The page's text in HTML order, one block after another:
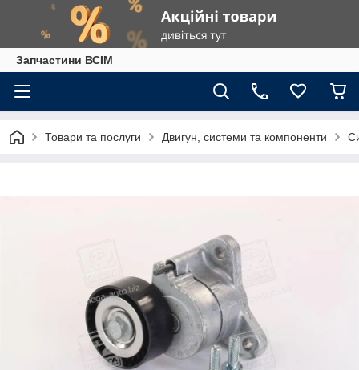
Запчастини ВСІМ
Товари та послуги Двигун, системи та компоненти